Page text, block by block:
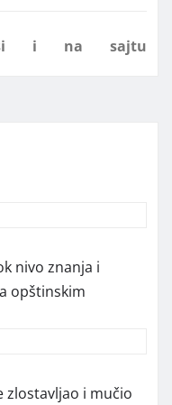
nivo znanja i
opštinskim
zlostavljao i mučio